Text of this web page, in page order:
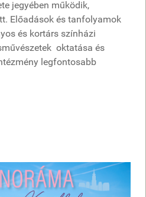
jegyében működik,
Előadások és tanfolyamok
és kortárs színházi
oktatása és
legfontosabb